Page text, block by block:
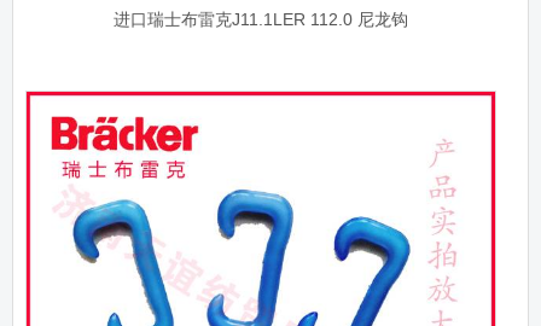
进口瑞士布雷克J11.1LER 112.0 尼龙钩